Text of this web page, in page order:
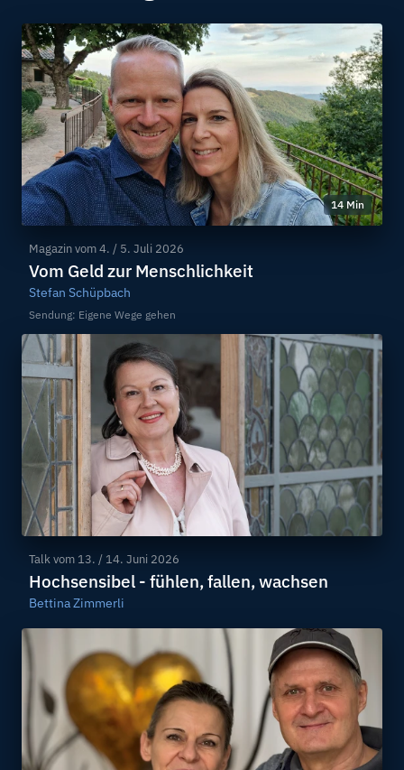
14 Min
Magazin vom4. / 5. Juli 2026
Vom Geld zur Menschlichkeit
Stefan Schüpbach
Sendung: Eigene Wege gehen
Talk vom 13. / 14. Juni 2026
Hochsensibel - fühlen, fallen, wachsen
Bettina Zimmerli